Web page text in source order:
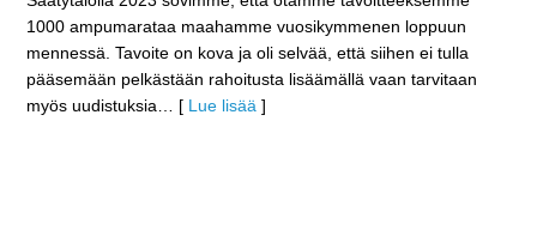
1000 ampumarataa maahamme vuosikymmenen loppuun
mennessä. Tavoite on kova ja oli selvää, että siihen ei tulla
pääsemään pelkästään rahoitusta lisäämällä vaan tarvitaan
myös uudistuksia … [ Lue lisää ]